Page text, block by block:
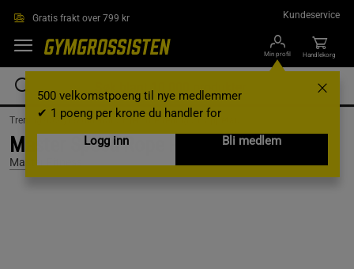
Gratis frakt over 799 kr Kundeservice
Min profil
500 velkomstpoeng til nye medlemmer
✔ 1 poeng per krone du handler for
Logg inn
Bli medlem
Handlekorg
Treningsutstyr & tilbehør /Hjemmetrening /Hoppetau
Master Speed Rope Pro
Master Fitness